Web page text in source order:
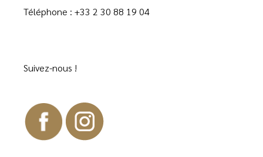
Téléphone : +33 2 30 88 19 04
Suivez-nous !